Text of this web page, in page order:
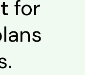
for